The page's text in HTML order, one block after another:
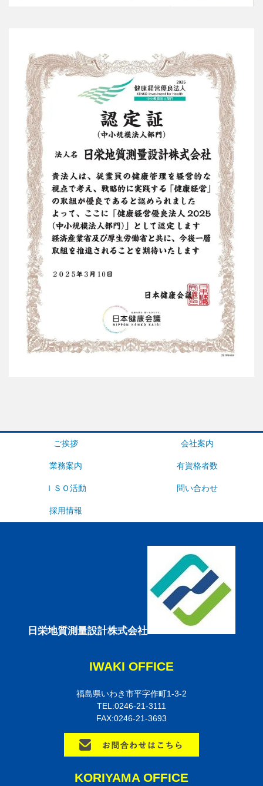
ご挨拶 会社案内
業務案内 有資格者数
ＩＳＯ活動 問い合わせ
採用情報
日栄地質測量設計株式会社
IWAKI OFFICE
福島県いわき市平字作町1-3-2
TEL:0246-21-3111
FAX:0246-21-3693
KORIYAMA OFFICE